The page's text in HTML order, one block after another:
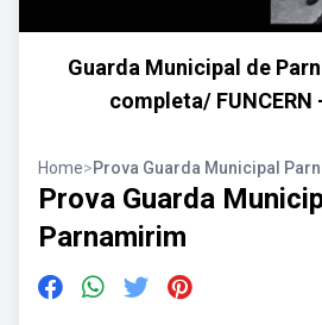
Guarda Municipal de
completa/ FUNCERN
Home>Prova Guarda Municipal
Prova Guarda
Parnamirim